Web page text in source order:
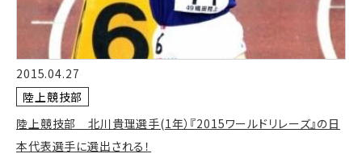
2015.04.27
陸上競技部
陸上競技部 北川貴理選手(1年）『2015ワールドリレーズ』の日
本代表選手に選出される！